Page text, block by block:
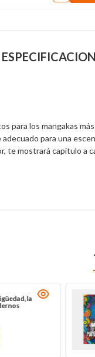
para los mangakas
para una
te mostrará capítulo a
la